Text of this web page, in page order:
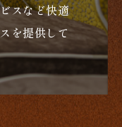
スなど快適
を提供して